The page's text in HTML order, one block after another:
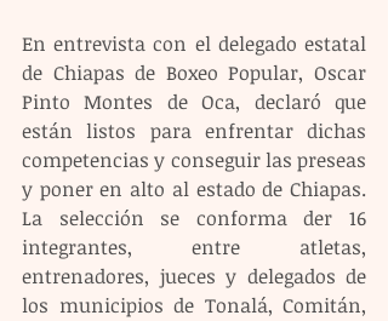
En entrevista con el delegado estatal
de Chiapas de Boxeo Popular, Oscar
Pinto Montes de Oca, declaró que
están listos para enfrentar dichas
competencias y conseguir las preseas
y poner en alto al estado de Chiapas.
La selección se conforma der 16
integrantes, entre atletas,
entrenadores, jueces y delegados de
los municipios de Tonalá, Comitán,